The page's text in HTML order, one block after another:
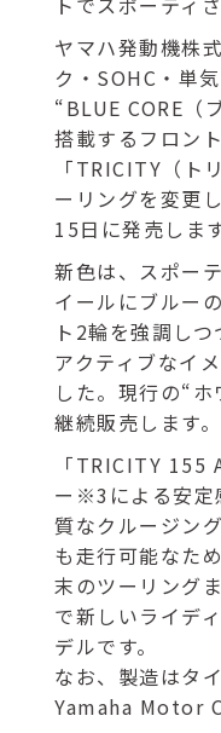
ヤマハ発動機株
ク・SOHC・単
“BLUE CORE（
搭載するフロン
「TRICITY（ト
ーリングを変更
15日に発売します
新色は、スポー
イールにブルー
ト2輪を強調し
アクティブなイ
した。現行の“
継続販売します。
「TRICITY 155
ー※3による安定
質なクルージン
も走行可能なた
末のツーリング
で新しいライデ
デルです。
なお、製造はタ
Yamaha Motor